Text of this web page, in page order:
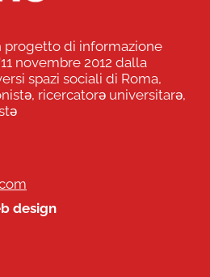
progetto di informazione
novembre 2012 dalla
spazi sociali di Roma,
ricercatorə universitarə,
design